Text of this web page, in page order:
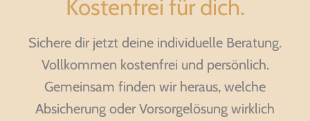
Kostenfrei für dich.
Sichere dir jetzt deine individuelle Beratung.
Vollkommen kostenfrei und persönlich.
Gemeinsam finden wir heraus, welche
Absicherung oder Vorsorgelösung wirklich